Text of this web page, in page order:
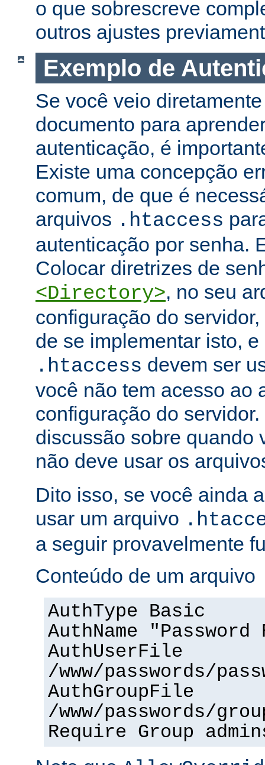
o que sobrescreve
outros ajustes
Exemplo de
Se você veio
documento para
autenticação, é
Existe uma concepção
comum, de que é
arquivos .htaccess
autenticação por senha.
Colocar diretrizes de
<Directory>, no seu
configuração do
de se implementar isto,
.htaccess devem ser
você não tem acesso ao
configuração do
discussão sobre quando
não deve usar os
Dito isso, se você ainda
usar um arquivo
a seguir provavelmente
Conteúdo de um arquivo
AuthType Basic
AuthName
AuthUserFile
/www/passwords/
AuthGroupFile
/www/passwords/
Require Group